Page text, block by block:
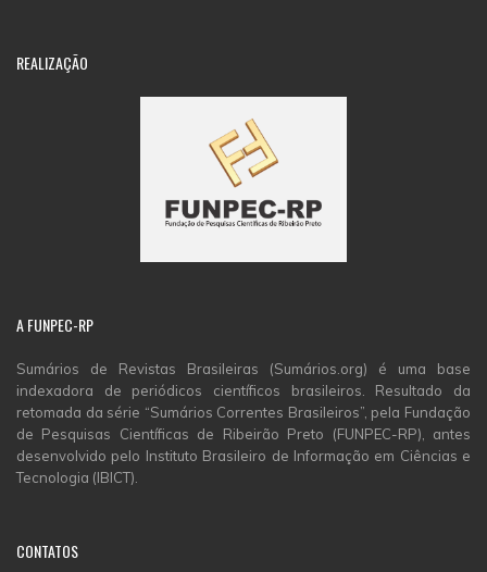
REALIZAÇÃO
AFUNPEC-RP
Sumários de Revistas Brasileiras (Sumários.org) é uma base
indexadora de periódicos científicos brasileiros. Resultado da
retomada da série “Sumários Correntes Brasileiros”, pela Fundação
de Pesquisas Científicas de Ribeirão Preto (FUNPEC-RP), antes
desenvolvido pelo Instituto Brasileiro de Informação em Ciências e
Tecnologia (IBICT).
CONTATOS